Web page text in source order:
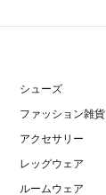
シューズ
ファッション雑貨
アクセサリー
レッグウェア
ルームウェア